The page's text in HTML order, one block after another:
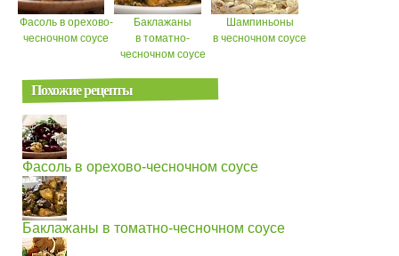
Фасоль в орехово-
чесночном соусе
Баклажаны
в томатно-
чесночном соусе
Шампиньоны
в чесночном соусе
Похожие рецепты
Фасоль в орехово-чесночном соусе
Баклажаны в томатно-чесночном соусе